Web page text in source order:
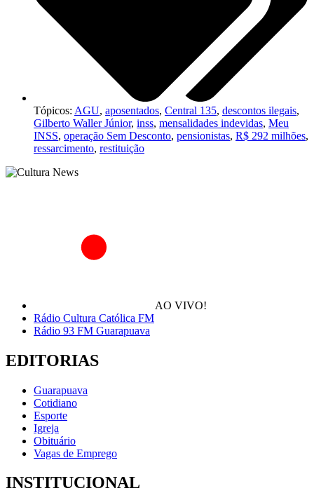
Tópicos: AGU, aposentados, Central 135, descontos ilegais,
Gilberto Waller Júnior, inss, mensalidades indevidas, Meu
INSS, operação Sem Desconto, pensionistas, R$ 292 milhões,
ressarcimento, restituição
AO VIVO!
Rádio Cultura Católica FM
Rádio 93 FM Guarapuava
EDITORIAS
Guarapuava
Cotidiano
Esporte
Igreja
Obituário
Vagas de Emprego
INSTITUCIONAL